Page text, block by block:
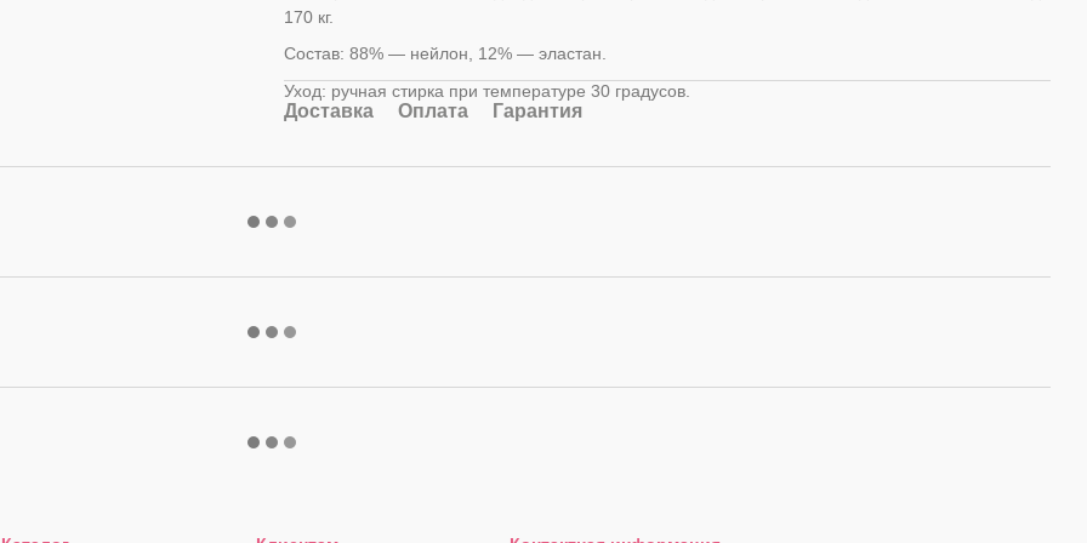
170 кг.
Состав: 88% — нейлон, 12% — эластан.
Уход: ручная стирка при температуре 30 градусов.
Доставка Оплата Гарантия